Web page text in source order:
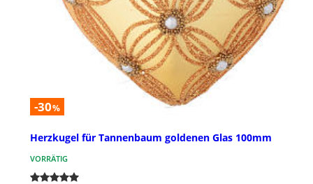
-30%
Herzkugel für Tannenbaum goldenen Glas 100mm
VORRÄTIG